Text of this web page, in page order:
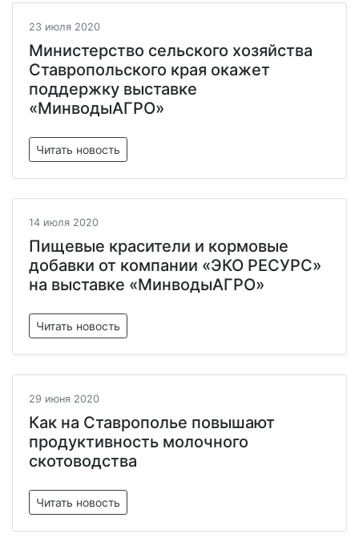
23 июля 2020
Министерство сельского хозяйства
Ставропольского края окажет
поддержку выставке
«МинводыАГРО»
Читать новость
14 июля 2020
Пищевые красители и кормовые
добавки от компании «ЭКО РЕСУРС»
на выставке «МинводыАГРО»
Читать новость
29 июня 2020
Как на Ставрополье повышают
продуктивность молочного
скотоводства
Читать новость